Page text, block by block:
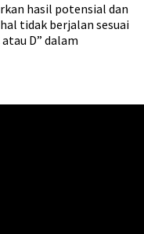
hasil potensial dan
tidak berjalan sesuai
D” dalam